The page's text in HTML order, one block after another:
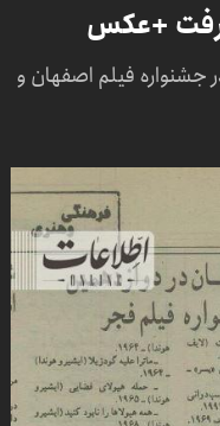
گرفت +عکس
جشنواره فیلم اصفهان و